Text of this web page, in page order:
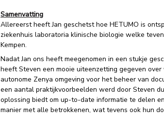
Samenvatting
Allereerst heeft Jan geschetst hoe HETUMO is
ziekenhuis laboratoria klinische biologie welke
Kempen.
Nadat Jan ons heeft meegenomen in een stukje
heeft Steven een mooie uiteenzetting gegeven
autonome Zenya omgeving voor het beheer van
een aantal praktijkvoorbeelden werd door Steven
oplossing biedt om up-to-date informatie te delen
manier met alle betrokkenen, wat tevens ook hun